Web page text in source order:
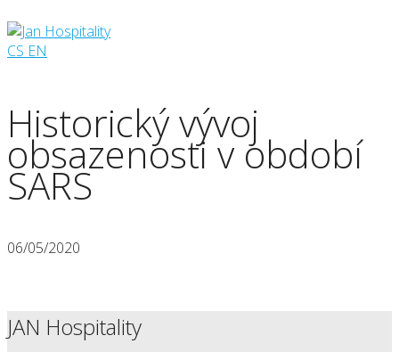
CS EN
Historický vývoj
obsazenosti v období
SARS
06/05/2020
JAN Hospitality